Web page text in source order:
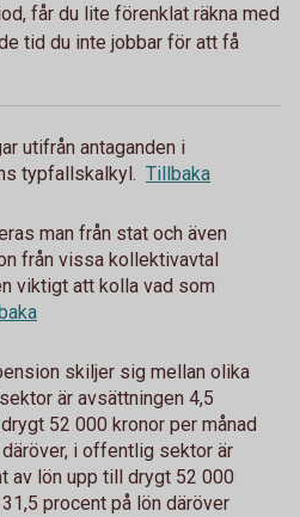
får du lite förenklat räkna med
tid du inte jobbar för att få
utifrån antaganden i
typfallskalkyl. Tillbaka
man från stat och även
från vissa kollektivavtal
viktigt att kolla vad som
skiljer sig mellan olika
är avsättningen 4,5
52 000 kronor per månad
i offentlig sektor är
av lön upp till drygt 52 000
procent på lön däröver